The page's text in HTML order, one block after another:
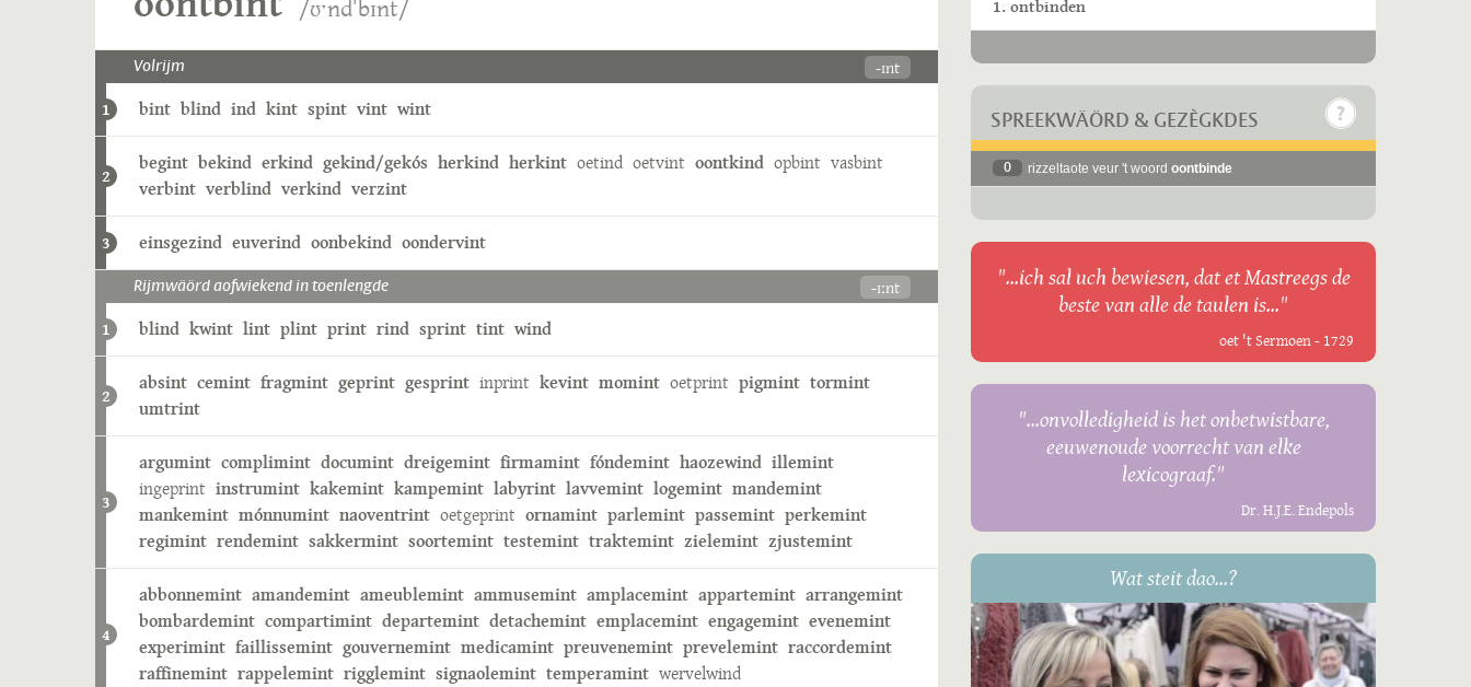
/ʊˑndˈbɪnt/
Volrijm -ɪnt
1 bint blind ind kint spint vint wint
2
begint bekind erkind gekind/gekós herkind herkint oetind oetvint oontkind opbint vasbint
verbint verblind verkind verzint
3 einsgezind euverind oonbekind oondervint
Rijmwäörd aofwiekend in toenlengde -ɪːnt
1 blind kwint lint plint print rind sprint tint wind
2
absint cemint fragmint geprint gesprint inprint kevint momint oetprint pigmint tormint
umtrint
3
argumint complimint documint dreigemint firmamint fóndemint haozewind illemint
ingeprint instrumint kakemint kampemint labyrint lavvemint logemint mandemint
mankemint mónnumint naoventrint oetgeprint ornamint parlemint passemint perkemint
regimint rendemint sakkermint soortemint testemint traktemint zielemint zjustemint
4
abbonnemint amandemint ameublemint ammusemint amplacemint appartemint arrangemint
bombardemint compartimint departemint detachemint emplacemint engagemint evenemint
experimint faillissemint gouvernemint medicamint preuvenemint prevelemint raccordemint
raffinemint rappelemint rigglemint signaolemint temperamint wervelwind
1. ontbinden
SPREEKWÄÖRD & GEZÈGKDES
0 rizzeltaote veur 't woord oontbinde
"...ich sal uch bewiesen, dat et Mastreegs de
beste van alle de taulen is..."
oet 't Sermoen - 1729
"...onvolledigheid is het onbetwistbare,
eeuwenoude voorrecht van elke
lexicograaf."
Dr. H.J.E. Endepols
Wat steit dao...?